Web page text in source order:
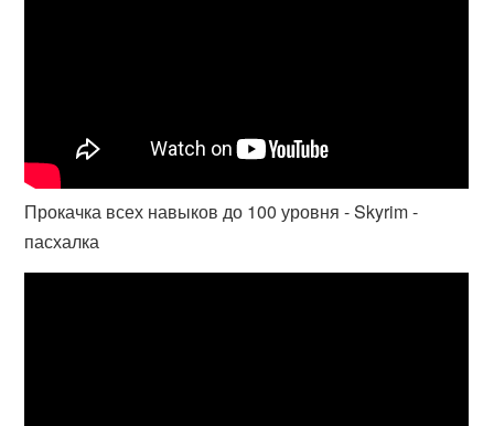
Прокачка всех навыков до 100 уровня - Skyrim -
пасхалка